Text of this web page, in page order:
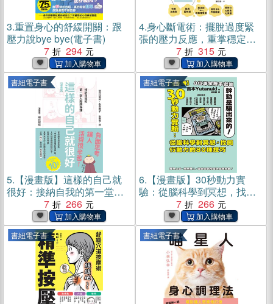
3.重置身心的舒緩開關：跟
壓力說bye bye(電子書)
7
294
4.身心斷電術：擺脫過度緊
張的壓力反應，重掌穩定生
活步調(電子書)
7 315
書紐電子書
5. 【漫畫版】這樣的自己就
很好：接納自我的第一堂人
際關係課(電子書)
7 266
書紐電子書
6. 【漫畫版】30秒動力實
驗：從腦科學到冥想，找回
行動力的80種技巧(電子書)
7 266
書紐電子書 書紐電子書